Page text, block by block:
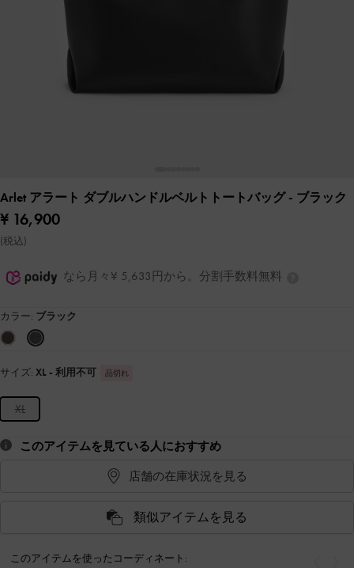
Arlet アラート ダブルハンドルベルトトートバッグ- ブラック
¥ 16,900
(税込)
なら月々¥ 5,633円から。分割手数料無料
カラー: ブラック
サイズ: XL - 利用不可 品切れ
XL
このアイテムを見ている人におすすめ
店舗の在庫状況を見る
類似アイテムを見る
このアイテムを使ったコーディネート: